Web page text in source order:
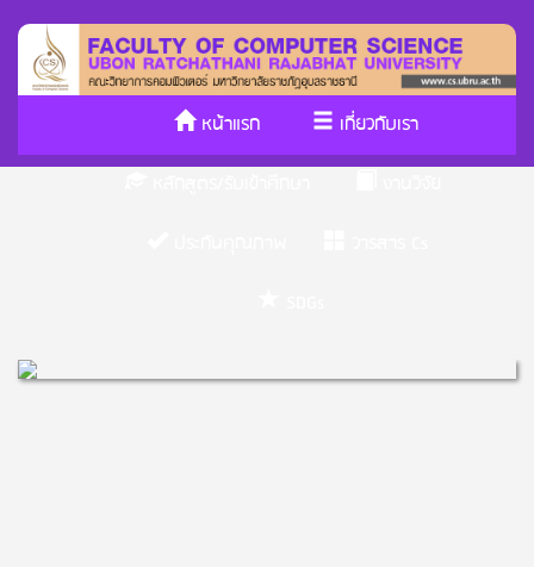
หน้าแรก
เกี่ยวกับเรา